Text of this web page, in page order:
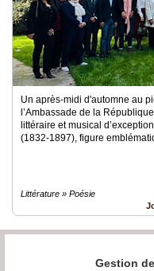
Un après-midi d'automne au
l’Ambassade de la
littéraire et musical
(1832-1897), figure
Littérature » Poésie
Gestion